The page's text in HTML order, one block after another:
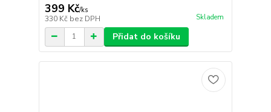
399 Kč/ks
330 Kč bez DPH Skladem
Přidat do košíku